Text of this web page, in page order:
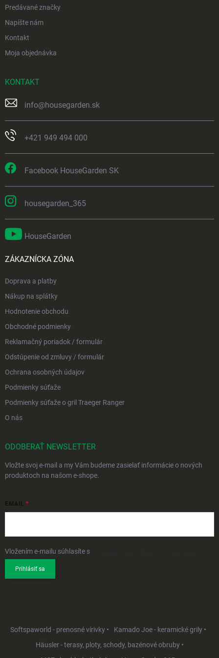
Predávané značky
Napíšte nám
Kontakt
Moja objednávka
KONTAKT
info@housegarden.sk
+421 949 494 000
Facebook HouseGarden SK
housegarden_365
HouseGarden
ZÁKAZNÍCKA ZÓNA
Doprava a platby
Nákup na splátky
Hodnotenie obchodu
Obchodné podmienky
Reklamačný poriadok / formulár
Odstúpenie od zmluvy / formulár
Ochrana osobných údajov
Podmienky súťaže
Podmienky súťaže o gril Traeger Ranger
O nás
ODOBERAŤ NEWSLETTER
Vložte svoj e-mail a my Vám budeme zasielať informácie o nových
produktoch na našom e-shope.
EMAIL
Vložením e-mailu súhlasíte s
Prihlásiť sa
Softspaworld - prenosné vírivky •
Kamado Joe - keramické grily •
Häusler - terasy, ploty, schody, bazénové obruby •